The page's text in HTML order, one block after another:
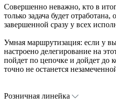
Совершенно неважно, кто в
только задача будет отработана,
завершенной сразу у всех
Умная маршрутизация: если у
настроено делегирование на
пойдет по цепочке и дойдет до
точно не останется
Розничная линейка